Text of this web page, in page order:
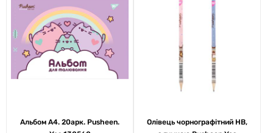
Альбом А4. 20арк. Pusheen.
Олівець чорнографітний НВ,